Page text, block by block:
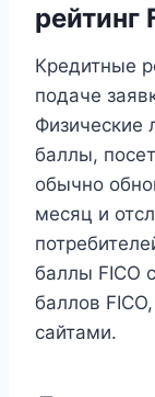
рейтинг
Кредитные
подаче
Физические
баллы,
обычно
месяц и
баллы FICO
баллов
сайтами.